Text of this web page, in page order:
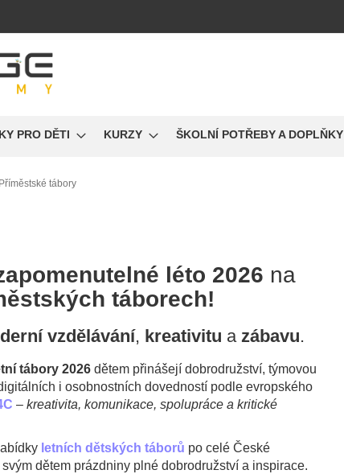
PRO DĚTI KURZY ŠKOLNÍ POTŘEBY A DOPLŇKY
Příměstské tábory
léto 2026 na
táborech!
vzdělávání, kreativitu a zábavu.
tábory 2026 dětem přinášejí dobrodružství, týmovou
i osobnostních dovedností podle evropského
– kreativita, komunikace, spolupráce a kritické
letních dětských táborů po celé České
dětem prázdniny plné dobrodružství a inspirace.